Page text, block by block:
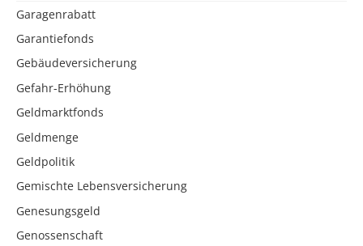
Garagenrabatt
Garantiefonds
Gebäudeversicherung
Gefahr-Erhöhung
Geldmarktfonds
Geldmenge
Geldpolitik
Gemischte Lebensversicherung
Genesungsgeld
Genossenschaft